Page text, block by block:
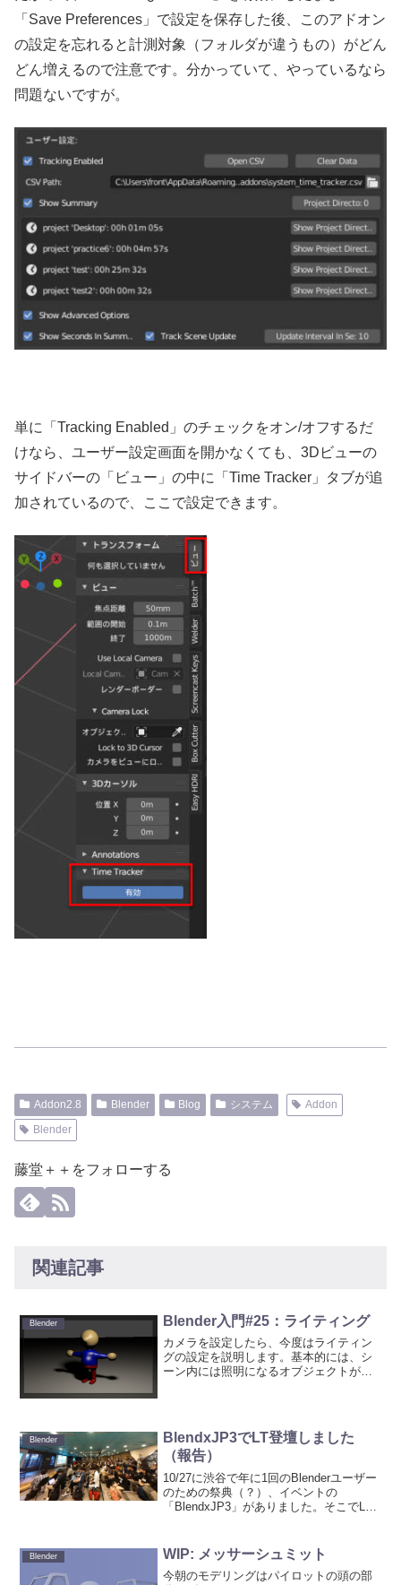
「Save Preferences」で設定を保存した後、このアドオン
の設定を忘れると計測対象（フォルダが違うもの）がどん
どん増えるので注意です。分かっていて、やっているなら
問題ないですが。
単に「Tracking Enabled」のチェックをオン/オフするだ
けなら、ユーザー設定画面を開かなくても、3Dビューの
サイドバーの「ビュー」の中に「Time Tracker」タブが追
加されているので、ここで設定できます。
Addon2.8 Blender Blog システム
Addon
Blender
藤堂＋＋をフォローする
関連記事
Blender Blender入門#25：ライティング
カメラを設定したら、今度はライティン
グの設定を説明します。基本的には、シ
ーン内には照明になるオブジェクトが必
ド・ライ...
Blender
BlendxJP3でLT登壇しました
（報告）
10/27に渋谷で年に1回のBlenderユーザー
のための祭典（？）、イベントの
「BlendxJP3」がありました。そこでLT
た。それに、CGWORLD.jpに掲載する...
Blender WIP: メッサーシュミット
今朝のモデリングはパイロットの頭の部